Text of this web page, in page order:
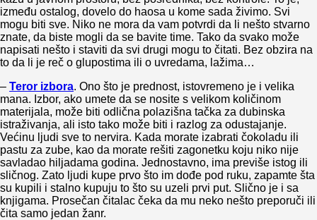
između ostalog, dovelo do haosa u kome sada živimo. Svi
mogu biti sve. Niko ne mora da vam potvrdi da li nešto stvarno
znate, da biste mogli da se bavite time. Tako da svako može
napisati nešto i staviti da svi drugi mogu to čitati. Bez obzira na
to da li je reč o glupostima ili o uvredama, lažima…
– Teror izbora. Ono što je prednost, istovremeno je i velika
mana. Izbor, ako umete da se nosite s velikom količinom
materijala, može biti odlična polazišna tačka za dubinska
istraživanja, ali isto tako može biti i razlog za odustajanje.
Većinu ljudi sve to nervira. Kada morate izabrati čokoladu ili
pastu za zube, kao da morate rešiti zagonetku koju niko nije
savladao hiljadama godina. Jednostavno, ima previše istog ili
sličnog. Zato ljudi kupe prvo što im dođe pod ruku, zapamte šta
su kupili i stalno kupuju to što su uzeli prvi put. Slično je i sa
knjigama. Prosečan čitalac čeka da mu neko nešto preporuči ili
čita samo jedan žanr.